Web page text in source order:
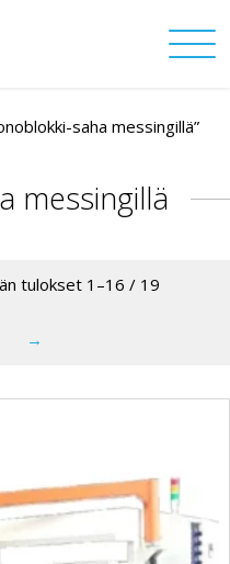
saha messingillä”
messingillä
tulokset 1–16 / 19
→